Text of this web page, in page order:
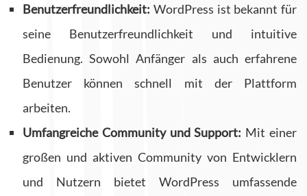
Benutzerfreundlichkeit: WordPress ist bekannt für
seine Benutzerfreundlichkeit und intuitive
Bedienung. Sowohl Anfänger als auch erfahrene
Benutzer können schnell mit der Plattform
arbeiten.
Umfangreiche Community und Support: Mit einer
großen und aktiven Community von Entwicklern
und Nutzern bietet WordPress umfassende